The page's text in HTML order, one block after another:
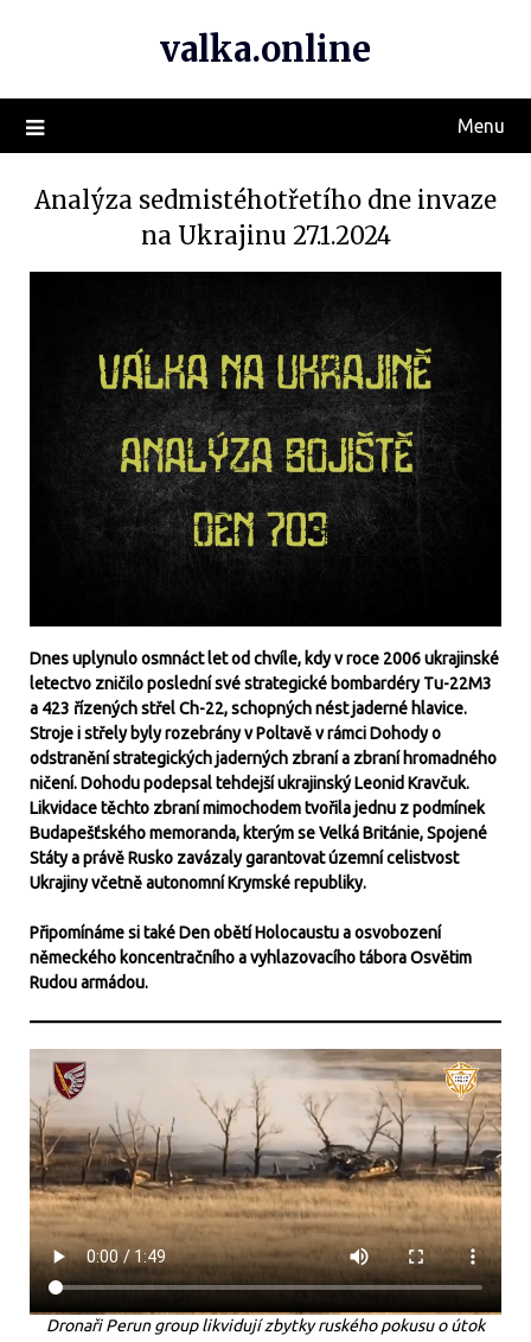
valka.online
Menu
Analýza sedmistéhotřetího dne invaze
na Ukrajinu 27.1.2024
Dnes uplynulo osmnáct let od chvíle, kdy v roce 2006 ukrajinské
letectvo zničilo poslední své strategické bombardéry Tu-22M3
a 423 řízených střel Ch-22, schopných nést jaderné hlavice.
Stroje i střely byly rozebrány v Poltavě v rámci Dohody o
odstranění strategických jaderných zbraní a zbraní hromadného
ničení. Dohodu podepsal tehdejší ukrajinský Leonid Kravčuk.
Likvidace těchto zbraní mimochodem tvořila jednu z podmínek
Budapešťského memoranda, kterým se Velká Británie, Spojené
Státy a právě Rusko zavázaly garantovat územní celistvost
Ukrajiny včetně autonomní Krymské republiky.
Připomínáme si také Den obětí Holocaustu a osvobození
německého koncentračního a vyhlazovacího tábora Osvětim
Rudou armádou.
Dronaři Perun group likvidují zbytky ruského pokusu o útok